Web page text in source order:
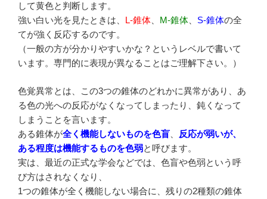
して黄色と判断します。
強い白い光を見たときは、 L-錐体 M-錐体 S-錐体の全
てが強く反応するのです。
（一般の方が分かりやすいかな？というレベルで書いて
います。専門的に表現が異なることはご理解下さい。）
色覚異常とは、この3つの錐体のどれかに異常があり、あ
る色の光への反応がなくなってしまったり、鈍くなって
しまうことを言います。
ある錐体が全く機能しないものを色盲
反応が弱いが、
ある程度は機能するものを色弱と呼びます。
実は、最近の正式な学会などでは、色盲や色弱という呼
び方はされなくなり、
1つの錐体が全く機能しない場合に、残りの2種類の錐体